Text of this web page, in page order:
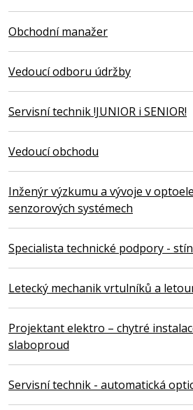
Obchodní manažer
Vedoucí odboru údržby
Servisní technik !JUNIOR i SENIOR!
Vedoucí obchodu
Inženýr výzkumu a vývoje v
senzorových systémech
Specialista technické podpory -
Letecký mechanik vrtulníků a
Projektant elektro – chytré
slaboproud
Servisní technik - automatická